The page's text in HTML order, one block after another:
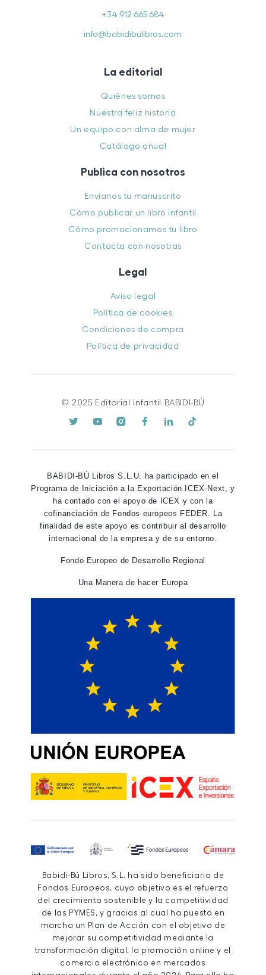
+34 912 665 684
info@babidibulibros.com
La editorial
Quiénes somos
Nuestra feliz historia
Un equipo con alma de mujer
Catálogo anual
Publica con nosotros
Envíanos tu manuscrito
Cómo publicar un libro infantil
Cómo promocionamos tu libro
Contacta con nosotras
Legal
Aviso legal
Política de cookies
Condiciones de compra
Política de privacidad
© 2025 Editorial infantil BABIDI-BÚ
BABIDI-BÚ Libros S.L.U. ha participado en el
Programa de Iniciación a la Exportación ICEX-Next, y
ha contado con el apoyo de ICEX y con la
cofinanciación de Fondos europeos FEDER. La
finalidad de este apoyo es contribuir al desarrollo
internacional de la empresa y de su entorno.
Fondo Europeo de Desarrollo Regional
Una Manera de hacer Europa
Babidi-Bú Libros, S.L. ha sido beneficiaria de
Fondos Europeos, cuyo objetivo es el refuerzo
del crecimiento sostenible y la competitividad
de las PYMES, y gracias al cual ha puesto en
marcha un Plan de Acción con el objetivo de
mejorar su competitividad mediante la
transformación digital, la promoción online y el
comercio electrónico en mercados